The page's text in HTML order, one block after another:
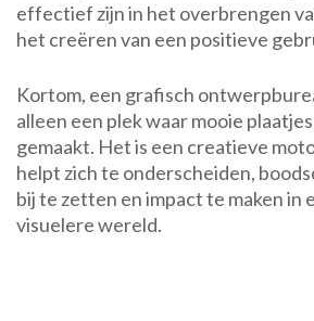
effectief zijn in het overbrengen
het creëren van een positieve
Kortom, een grafisch
alleen een plek waar mooie
gemaakt. Het is een creatieve
helpt zich te onderscheiden,
bij te zetten en impact te maken in
visuelere wereld.